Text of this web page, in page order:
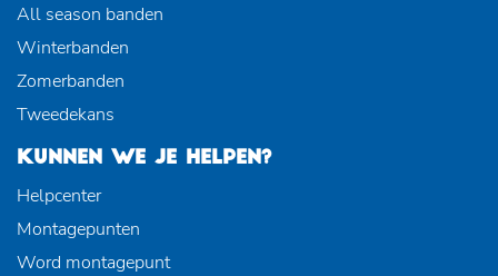
All season banden
Winterbanden
Zomerbanden
Tweedekans
KUNNEN WE JE HELPEN?
Helpcenter
Montagepunten
Word montagepunt